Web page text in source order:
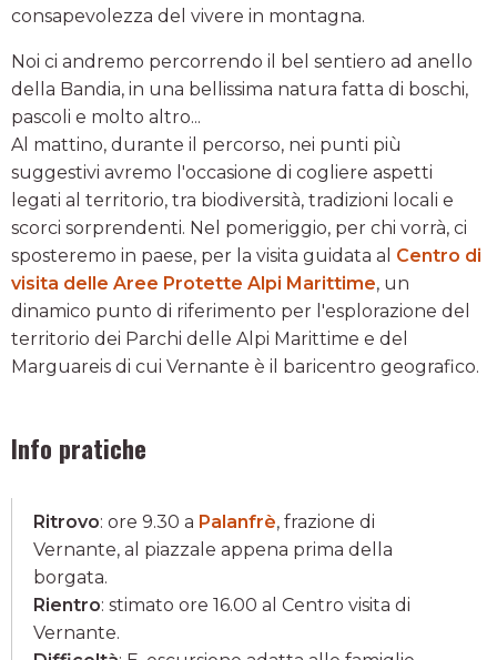
consapevolezza del vivere in montagna.
Noi ci andremo percorrendo il bel sentiero ad anello
della Bandia, in una bellissima natura fatta di boschi,
pascoli e molto altro...
Al mattino, durante il percorso, nei punti più
suggestivi avremo l'occasione di cogliere aspetti
legati al territorio, tra biodiversità, tradizioni locali e
scorci sorprendenti. Nel pomeriggio, per chi vorrà, ci
sposteremo in paese, per la visita guidata al Centro di
visita delle Aree Protette Alpi Marittime, un
dinamico punto di riferimento per l'esplorazione del
territorio dei Parchi delle Alpi Marittime e del
Marguareis di cui Vernante è il baricentro geografico.
Info pratiche
Ritrovo: ore 9.30 a Palanfrè, frazione di
Vernante, al piazzale appena prima della
borgata.
Rientro: stimato ore 16.00 al Centro visita di
Vernante.